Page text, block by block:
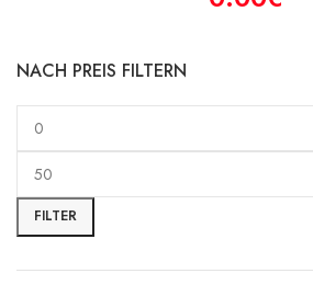
NACH PREIS FILTERN
FILTER